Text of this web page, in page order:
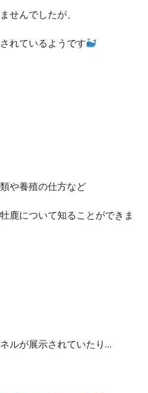
せんでしたが、
れているようです
や養殖の仕方など
鹿について知ることができま
ルが展示されていたり…